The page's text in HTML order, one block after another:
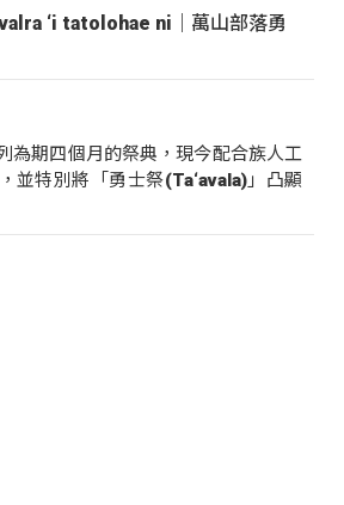
‘i tatolohae ni｜萬山部落勇
為期四個月的祭典，現今配合族人工
並特別將「勇士祭(Ta‘avala)」凸顯